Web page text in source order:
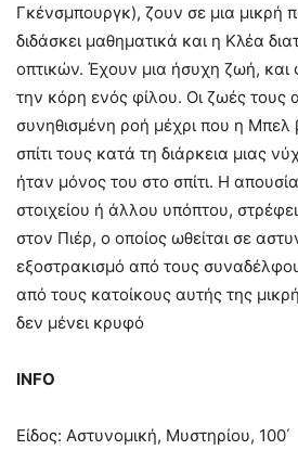
Γκένσμπουργκ), ζουν σε μια μικρή
διδάσκει μαθηματικά και η Κλέα
οπτικών. Έχουν μια ήσυχη ζωή, και
την κόρη ενός φίλου. Οι ζωές τους
συνηθισμένη ροή μέχρι που η Μπελ
σπίτι τους κατά τη διάρκεια μιας
ήταν μόνος του στο σπίτι. Η
στοιχείου ή άλλου υπόπτου,
στον Πιέρ, ο οποίος ωθείται σε
εξοστρακισμό από τους
από τους κατοίκους αυτής της
δεν μένει κρυφό
INFO
Είδος: Αστυνομική, Μυστηρίου, 100΄